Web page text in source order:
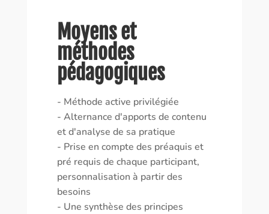
Moyens et
méthodes
pédagogiques
- Méthode active privilégiée
- Alternance d'apports de contenu
et d'analyse de sa pratique
- Prise en compte des préaquis et
pré requis de chaque participant,
personnalisation à partir des
besoins
- Une synthèse des principes